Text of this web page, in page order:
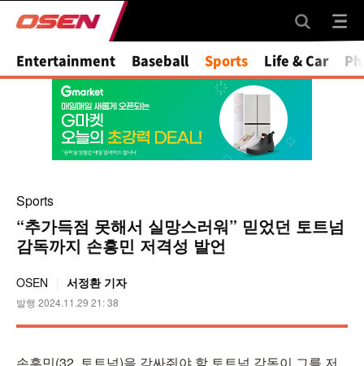
Entertainment Baseball Sports Life & Car
Sports
“추가득점 못해서 실망스러워” 믿었던 토트넘
감독까지 손흥민 저격성 발언
OSEN 서정환 기자
발행 2024.11.29 21: 38